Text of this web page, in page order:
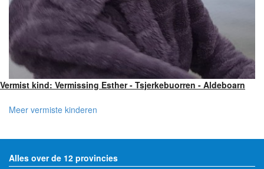
Vermist kind: Vermissing Esther - Tsjerkebuorren - Aldeboarn
Meer vermiste kinderen
Alles over de 12 provincies